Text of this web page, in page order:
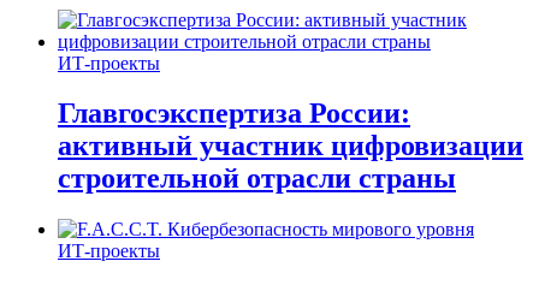
ИТ-проекты
Главгосэкспертиза России:
активный участник цифровизации
строительной отрасли страны
ИТ-проекты